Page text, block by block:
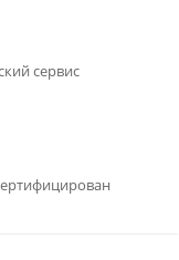
сервис